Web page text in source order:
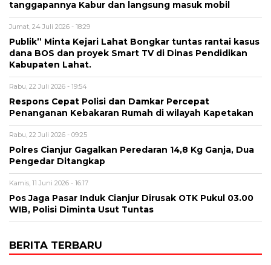
tanggapannya Kabur dan langsung masuk mobil
Jumat, 24 Juli 2026 - 18:29
Publik” Minta Kejari Lahat Bongkar tuntas rantai kasus
dana BOS dan proyek Smart TV di Dinas Pendidikan
Kabupaten Lahat.
Rabu, 22 Juli 2026 - 19:54
Respons Cepat Polisi dan Damkar Percepat
Penanganan Kebakaran Rumah di wilayah Kapetakan
Rabu, 22 Juli 2026 - 09:25
Polres Cianjur Gagalkan Peredaran 14,8 Kg Ganja, Dua
Pengedar Ditangkap
Kamis, 11 Juni 2026 - 16:17
Pos Jaga Pasar Induk Cianjur Dirusak OTK Pukul 03.00
WIB, Polisi Diminta Usut Tuntas
BERITA TERBARU